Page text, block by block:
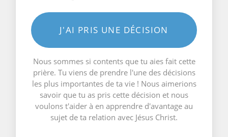
J'AI PRIS UNE DÉCISION
Nous sommes si contents que tu aies fait cette
prière. Tu viens de prendre l'une des décisions
les plus importantes de ta vie ! Nous aimerions
savoir que tu as pris cette décision et nous
voulons t'aider à en apprendre d'avantage au
sujet de ta relation avec Jésus Christ.